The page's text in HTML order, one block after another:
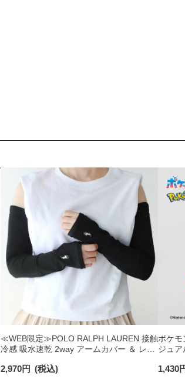
≪WEB限定≫POLO RALPH LAUREN 接触
冷感 吸水速乾 2way アームカバー ＆ レッ
2,970円 (税込)
ポケモ
ジュア
1,430